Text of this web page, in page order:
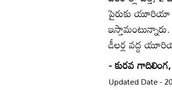
పైరుకు యూరియా
డీలర్ల వద్ద
- కురవ
Updated Date -